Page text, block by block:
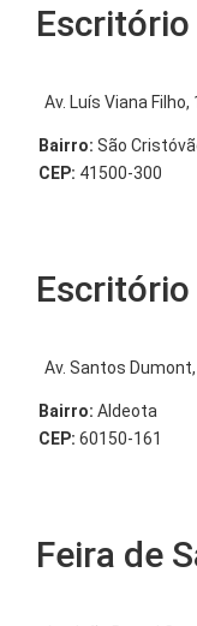
Av. Luís Viana Filho,
Bairro: São
CEP: 41500-300
Av. Santos
Bairro: Aldeota
CEP: 60150-161
Feira de